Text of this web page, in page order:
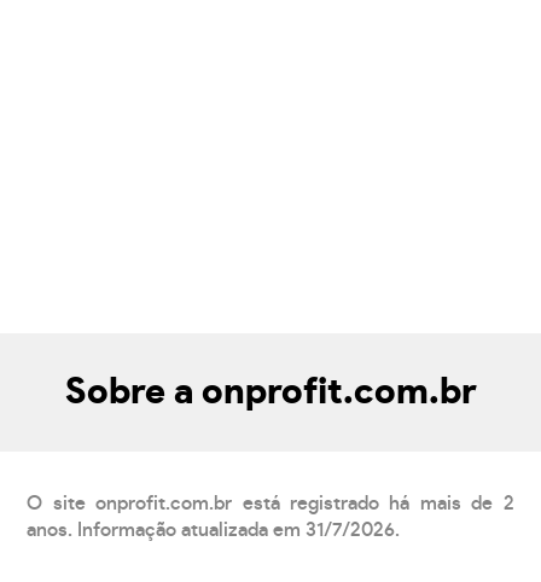
Sobre a onprofit.com.br
O site onprofit.com.br está registrado há mais de 2
anos. Informação atualizada em 31/7/2026.